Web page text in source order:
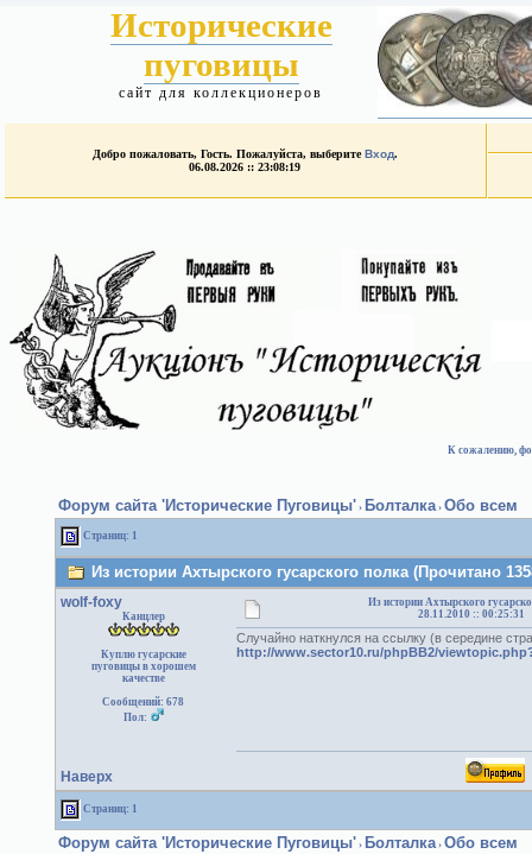
Исторические
пуговицы
сайт для коллекционеров
Добро пожаловать, Гость. Пожалуйста, выберитеВход.
06.08.2026 :: 23:08:19
К сожалению,
Форум сайта 'Исторические Пуговицы' › Болталка› Обо всем
Страниц: 1
Из истории Ахтырского гусарского полка (Прочитано
wolf-foxy
Канцлер
Куплю гусарские
пуговицы в хорошем
качестве
Сообщений: 678
Пол:
Из истории Ахтырского
28.11.2010 :: 00:25:31
Случайно наткнулся на ссылку (в середине
http://www.sector10.ru/phpBB2/
Наверх
Страниц: 1
Форум сайта 'Исторические Пуговицы' › Болталка› Обо всем